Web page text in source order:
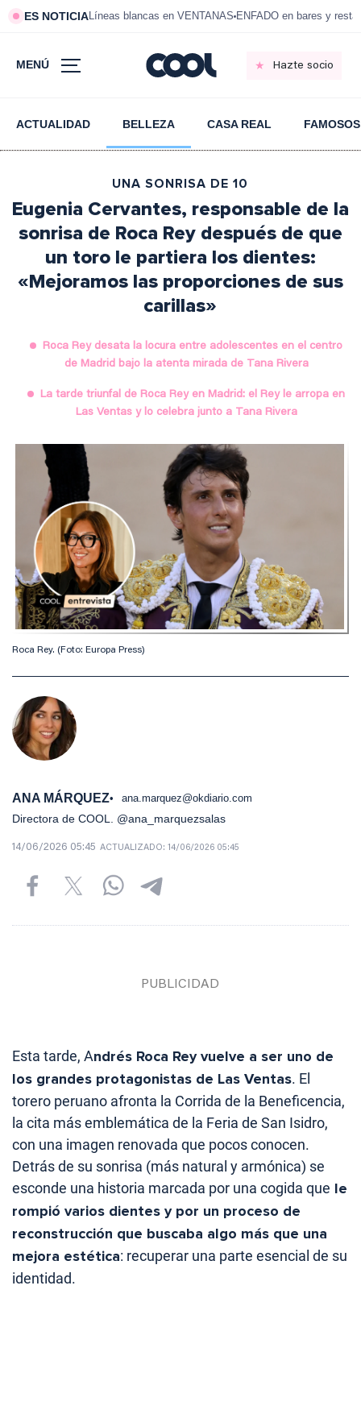
ES NOTICIALíneas blancas en VENTANAS ENFADO en bares y
MENÚ Hazte socio
ACTUALIDAD BELLEZA CASA REAL FAMOSOS
UNA SONRISA DE 10
Eugenia Cervantes, responsable de la
sonrisa de Roca Rey después de que
un toro le partiera los dientes:
«Mejoramos las proporciones de sus
carillas»
Roca Rey desata la locura entre adolescentes en el centro
de Madrid bajo la atenta mirada de Tana Rivera
La tarde triunfal de Roca Rey en Madrid: el Rey le arropa en
Las Ventas y lo celebra junto a Tana Rivera
Roca Rey. (Foto: Europa Press)
ANA MÁRQUEZ ana.marquez@okdiario.com
Directora de COOL. @ana_marquezsalas
14/06/2026 05:45 ACTUALIZADO: 14/06/2026 05:45
Esta tarde, Andrés Roca Rey vuelve a ser uno de
los grandes protagonistas de Las Ventas. El
torero peruano afronta la Corrida de la Beneficencia,
la cita más emblemática de la Feria de San Isidro,
con una imagen renovada que pocos conocen.
Detrás de su sonrisa (más natural y armónica) se
esconde una historia marcada por una cogida que le
rompió varios dientes y por un proceso de
reconstrucción que buscaba algo más que una
mejora estética: recuperar una parte esencial de su
identidad.